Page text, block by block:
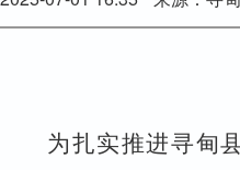
为扎实推进寻甸